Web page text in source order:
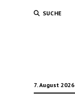
SUCHE
7. August 2026